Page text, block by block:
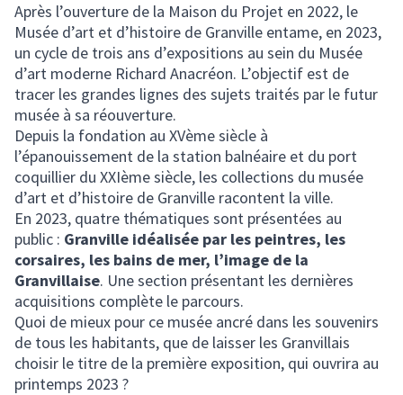
Après l’ouverture de la Maison du Projet en 2022, le
Musée d’art et d’histoire de Granville entame, en 2023,
un cycle de trois ans d’expositions au sein du Musée
d’art moderne Richard Anacréon. L’objectif est de
tracer les grandes lignes des sujets traités par le futur
musée à sa réouverture.
Depuis la fondation au XVème siècle à
l’épanouissement de la station balnéaire et du port
coquillier du XXIème siècle, les collections du musée
d’art et d’histoire de Granville racontent la ville.
En 2023, quatre thématiques sont présentées au
public : Granville idéalisée par les peintres, les
corsaires, les bains de mer, l’image de la
Granvillaise. Une section présentant les dernières
acquisitions complète le parcours.
Quoi de mieux pour ce musée ancré dans les souvenirs
de tous les habitants, que de laisser les Granvillais
choisir le titre de la première exposition, qui ouvrira au
printemps 2023 ?